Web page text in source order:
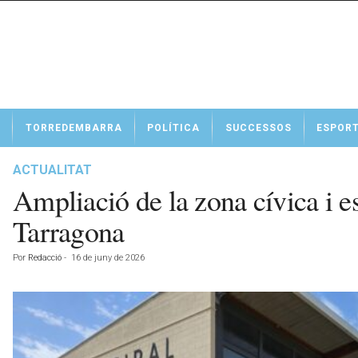
t
TORREDEMBARRA POLÍTICA SUCCESSOS
ACTUALITAT
Ampliació de la zona cívica i
Tarragona
Por Redacció - 16 de juny de 2026